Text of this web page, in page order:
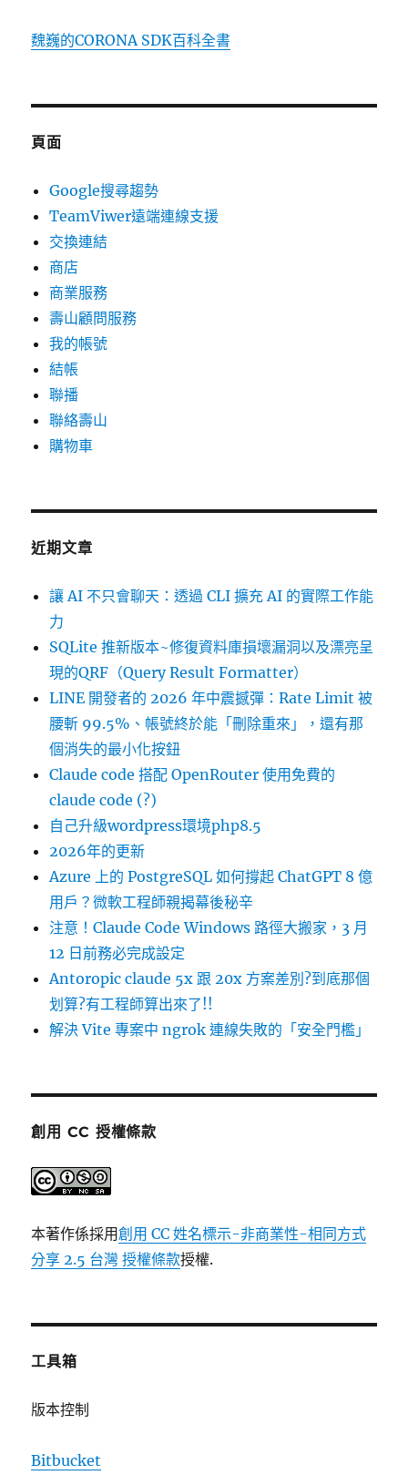
魏巍的CORONA SDK百科全書
頁面
Google搜尋趨勢
TeamViwer遠端連線支援
交換連結
商店
商業服務
壽山顧問服務
我的帳號
結帳
聯播
聯絡壽山
購物車
近期文章
讓 AI 不只會聊天：透過 CLI 擴充 AI 的實際工作能
力
SQLite 推新版本~修復資料庫損壞漏洞以及漂亮呈
現的QRF（Query Result Formatter）
LINE 開發者的 2026 年中震撼彈：Rate Limit 被
腰斬 99.5%、帳號終於能「刪除重來」，還有那
個消失的最小化按鈕
Claude code 搭配 OpenRouter 使用免費的
claude code (?)
自己升級wordpress環境php8.5
2026年的更新
Azure 上的 PostgreSQL 如何撐起 ChatGPT 8 億
用戶？微軟工程師親揭幕後秘辛
注意！Claude Code Windows 路徑大搬家，3 月
12 日前務必完成設定
Antoropic claude 5x 跟 20x 方案差別?到底那個
划算?有工程師算出來了!!
解決 Vite 專案中 ngrok 連線失敗的「安全門檻」
創用 CC 授權條款
本著作係採用創用 CC 姓名標示-非商業性-相同方式
分享 2.5 台灣 授權條款授權.
工具箱
版本控制
Bitbucket